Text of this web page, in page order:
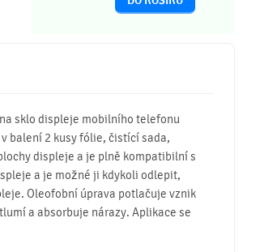
sklo displeje mobilního telefonu
balení 2 kusy fólie, čistící sada,
displeje a je plně kompatibilní s
a je možné ji kdykoli odlepit,
Oleofobní úprava potlačuje vznik
a absorbuje nárazy. Aplikace se